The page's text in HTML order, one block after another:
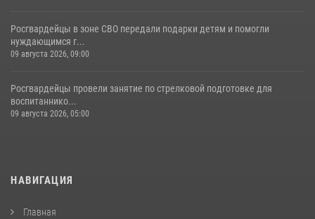
Росгвардейцы в зоне СВО передали подарки детям и помогли
нуждающимся г...
09 августа 2026, 09:00
Росгвардейцы провели занятие по стрелковой подготовке для
воспитаннико...
09 августа 2026, 05:00
НАВИГАЦИЯ
Главная